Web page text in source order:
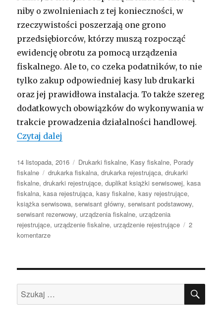
niby o zwolnieniach z tej konieczności, w
rzeczywistości poszerzają one grono
przedsiębiorców, którzy muszą rozpocząć
ewidencję obrotu za pomocą urządzenia
fiskalnego. Ale to, co czeka podatników, to nie
tylko zakup odpowiedniej kasy lub drukarki
oraz jej prawidłowa instalacja. To także szereg
dodatkowych obowiązków do wykonywania w
trakcie prowadzenia działalności handlowej.
Czytaj dalej
Opublikowano
14 listopada, 2016 Kategorie
Drukarki fiskalne, Kasy fiskalne, Porady
fiskalne
Tagi
drukarka fiskalna,drukarka rejestrująca,drukarki
fiskalne,drukarki rejestrujące,duplikat książki serwisowej,kasa
fiskalna,kasa rejestrująca,kasy fiskalne,kasy rejestrujące,
książka serwisowa,serwisant główny,serwisant podstawowy,
serwisant rezerwowy, urządzenia fiskalne, urządzenia
rejestrujące, urządzenie fiskalne, urządzenie rejestrujące
2
komentarzedo
rola
serwisowej?
Szukaj: